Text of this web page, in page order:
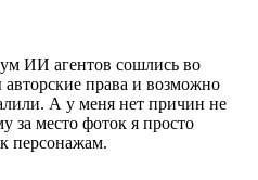
ИИ агентов сошлись во
права и возможно
А у меня нет причин не
за место фоток я просто
персонажам.